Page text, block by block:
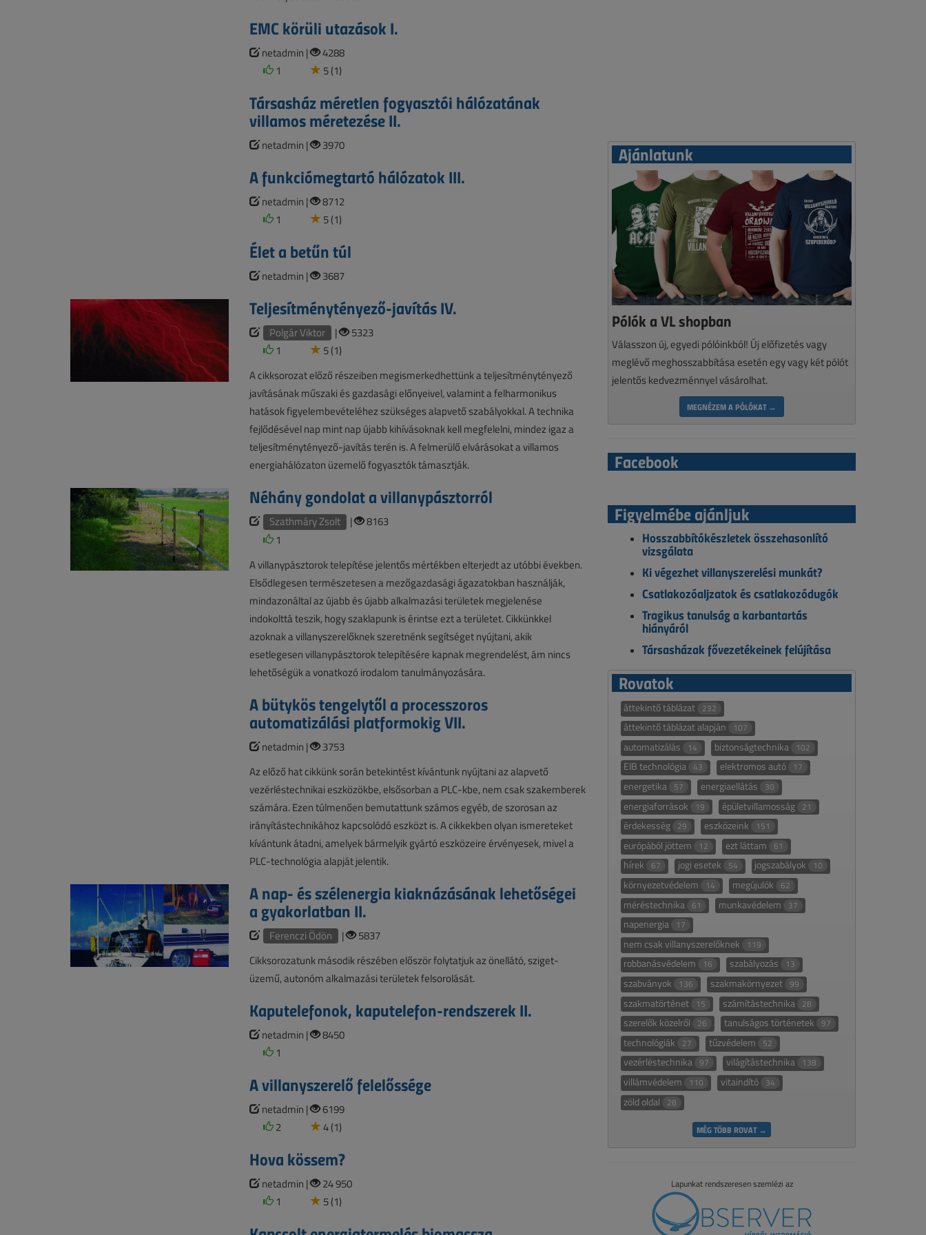
EMC körüli utazások I.
netadmin |
4288
1
5 (1)
Társasház méretlen fogyasztói hálózatának
villamos méretezése II.
netadmin | 3970
A funkciómegtartó hálózatok III.
netadmin |
8712
1
5 (1)
Élet a betűn túl
netadmin | 3687
Teljesítménytényező-javítás IV.
Polgár Viktor |
5323
1
5 (1)
A cikksorozat előző részeiben megismerkedhettünk a teljesítménytényező
javításának műszaki és gazdasági előnyeivel, valamint a felharmonikus
hatások figyelembevételéhez szükséges alapvető szabályokkal. A technika
fejlődésével nap mint nap újabb kihívásoknak kell megfelelni, mindez igaz a
teljesítménytényező-javítás terén is. A felmerülő elvárásokat a villamos
energiahálózaton üzemelő fogyasztók támasztják.
Néhány gondolat a villanypásztorról
Szathmáry Zsolt |
8163
1
A villanypásztorok telepítése jelentős mértékben elterjedt az utóbbi években.
Elsődlegesen természetesen a mezőgazdasági ágazatokban használják,
mindazonáltal az újabb és újabb alkalmazási területek megjelenése
indokolttá teszik, hogy szaklapunk is érintse ezt a területet. Cikkünkkel
azoknak a villanyszerelőknek szeretnénk segítséget nyújtani, akik
esetlegesen villanypásztorok telepítésére kapnak megrendelést, ám nincs
lehetőségük a vonatkozó irodalom tanulmányozására.
A bütykös tengelytől a processzoros
automatizálási platformokig VII.
netadmin |
3753
Az előző hat cikkünk során betekintést kívántunk nyújtani az alapvető
vezérléstechnikai eszközökbe, elsősorban a PLC-kbe, nem csak szakemberek
számára. Ezen túlmenően bemutattunk számos egyéb, de szorosan az
irányítástechnikához kapcsolódó eszközt is. A cikkekben olyan ismereteket
kívántunk átadni, amelyek bármelyik gyártó eszközeire érvényesek, mivel a
PLC-technológia alapját jelentik.
A nap- és szélenergia kiaknázásának lehetőségei
a gyakorlatban II.
Ferenczi Ödön |
5837
Cikksorozatunk második részében először folytatjuk az önellátó, sziget-
üzemű, autonóm alkalmazási területek felsorolását.
Kaputelefonok, kaputelefon-rendszerek II.
netadmin |
8450
1
A villanyszerelő felelőssége
netadmin |
6199
2
4 (1)
Hova kössem?
netadmin |
24 950
1
5 (1)
Ajánlatunk
Pólók a VL shopban
Válasszon új, egyedi pólóinkból! Új előfizetés vagy
meglévő meghosszabbítása esetén egy vagy két pólót
jelentős kedvezménnyel vásárolhat.
MEGNÉZEM A PÓLÓKAT →
Facebook
Figyelmébe ajánljuk
Hosszabbítókészletek összehasonlító
vizsgálata
Ki végezhet villanyszerelési munkát?
Csatlakozóaljzatok és csatlakozódugók
Tragikus tanulság a karbantartás
hiányáról
Társasházak fővezetékeinek felújítása
Rovatok
áttekintő táblázat 232
áttekintő táblázat alapján 107
automatizálás 14 biztonságtechnika 102
EIB technológia 43 elektromos autó 17
energetika 57 energiaellátás 30
energiaforrások 19 épületvillamosság 21
érdekesség 29 eszközeink 151
európából jöttem 12 ezt láttam 61
hírek 67 jogi esetek 54 jogszabályok 10
környezetvédelem 14 megújulók 62
méréstechnika 61 munkavédelem 37
napenergia 17
nem csak villanyszerelőknek 119
robbanásvédelem 16 szabályozás 13
szabványok 136 szakmakörnyezet 99
szakmatörténet 15 számítástechnika 28
szerelők közelről 26 tanulságos történetek 97
technológiák 27 tűzvédelem 52
vezérléstechnika 97 világítástechnika 138
villámvédelem 110 vitaindító 34
zöld oldal 28
MÉG TÖBB ROVAT →
Lapunkat rendszeresen szemlézi az